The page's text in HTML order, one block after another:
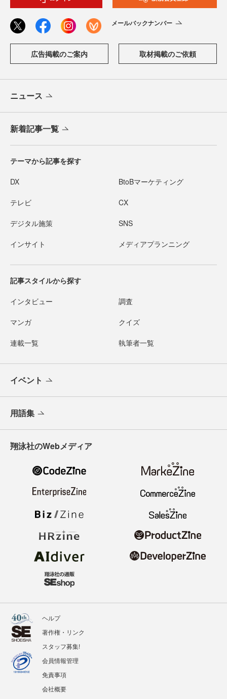
メールバックナンバー
広告掲載のご案内 取材掲載のご依頼
ニュース
新着記事一覧
テーマから記事を探す
DX BtoBマーケティング
テレビ CX
デジタル施策 SNS
インサイト メディアプランニング
記事スタイルから探す
インタビュー 調査
マンガ クイズ
連載一覧 執筆者一覧
イベント
用語集
翔泳社のWebメディア
ヘルプ
著作権・リンク
スタッフ募集!
会員情報管理
免責事項
会社概要